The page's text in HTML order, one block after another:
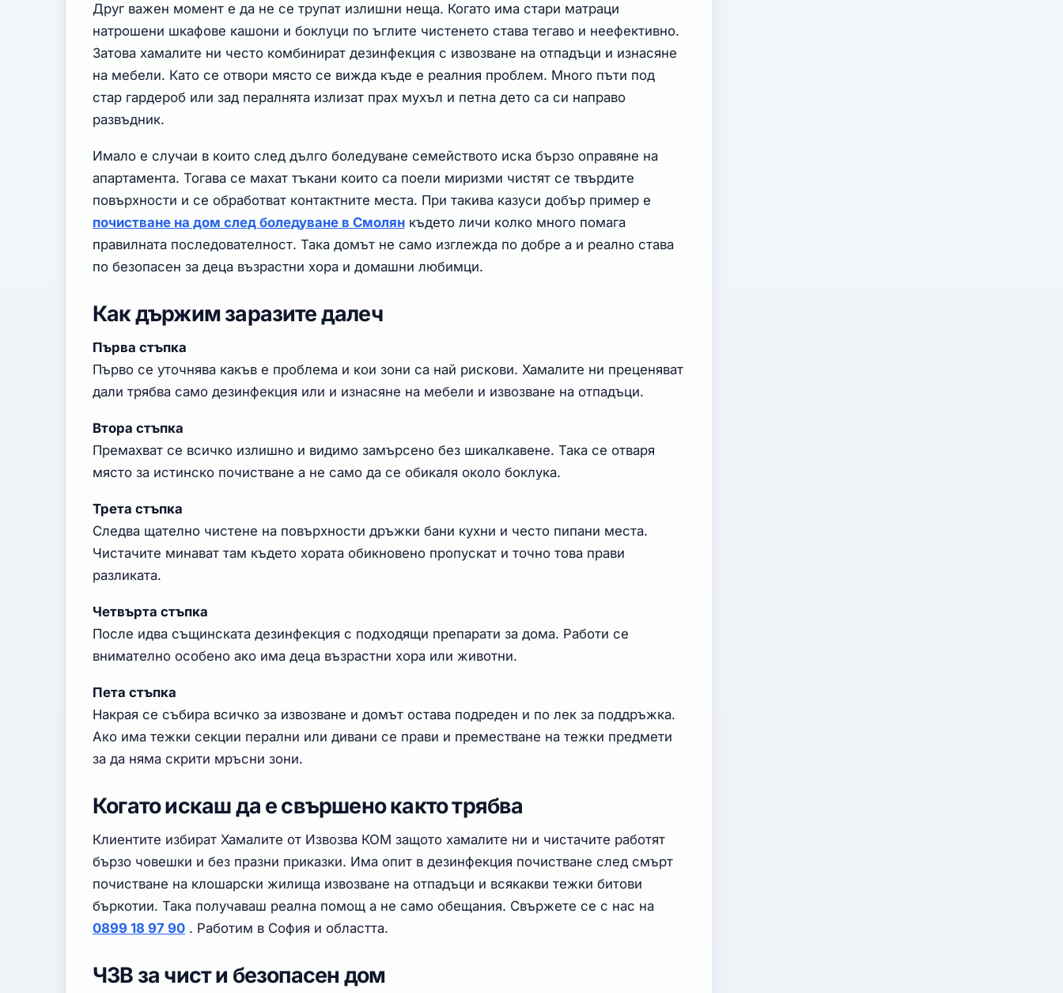
Друг важен момент е да не се трупат излишни неща. Когато има стари матраци
натрошени шкафове кашони и боклуци по ъглите чистенето става тегаво и неефективно.
Затова хамалите ни често комбинират дезинфекция с извозване на отпадъци и изнасяне
на мебели. Като се отвори място се вижда къде е реалния проблем. Много пъти под
стар гардероб или зад пералнята излизат прах мухъл и петна дето са си направо
развъдник.
Имало е случаи в които след дълго боледуване семейството иска бързо оправяне на
апартамента. Тогава се махат тъкани които са поели миризми чистят се твърдите
повърхности и се обработват контактните места. При такива казуси добър пример е
почистване на дом след боледуване в Смолян където личи колко много помага
правилната последователност. Така домът не само изглежда по добре а и реално става
по безопасен за деца възрастни хора и домашни любимци.
Как държим заразите далеч
Първа стъпка
Първо се уточнява какъв е проблема и кои зони са най рискови. Хамалите ни преценяват
дали трябва само дезинфекция или и изнасяне на мебели и извозване на отпадъци.
Втора стъпка
Премахват се всичко излишно и видимо замърсено без шикалкавене. Така се отваря
място за истинско почистване а не само да се обикаля около боклука.
Трета стъпка
Следва щателно чистене на повърхности дръжки бани кухни и често пипани места.
Чистачите минават там където хората обикновено пропускат и точно това прави
разликата.
Четвърта стъпка
После идва същинската дезинфекция с подходящи препарати за дома. Работи се
внимателно особено ако има деца възрастни хора или животни.
Пета стъпка
Накрая се събира всичко за извозване и домът остава подреден и по лек за поддръжка.
Ако има тежки секции перални или дивани се прави и преместване на тежки предмети
за да няма скрити мръсни зони.
Когато искаш да е свършено както трябва
Клиентите избират Хамалите от Извозва КОМ защото хамалите ни и чистачите работят
бързо човешки и без празни приказки. Има опит в дезинфекция почистване след смърт
почистване на клошарски жилища извозване на отпадъци и всякакви тежки битови
бъркотии. Така получаваш реална помощ а не само обещания. Свържете се с нас на
0899 18 97 90 . Работим в София и областта.
ЧЗВ за чист и безопасен дом